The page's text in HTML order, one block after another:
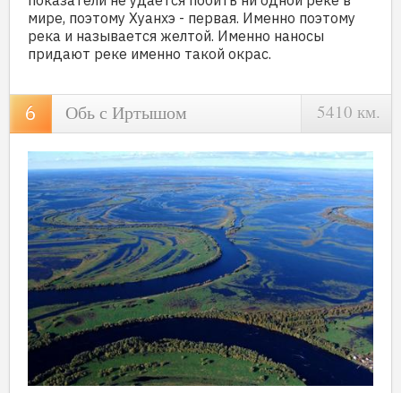
мире, поэтому Хуанхэ - первая. Именно поэтому
река и называется желтой. Именно наносы
придают реке именно такой окрас.
Обь с Иртышом 5410 км.